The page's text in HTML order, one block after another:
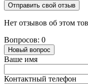
Отправить свой отзыв
Нет отзывов об этом
Вопросов: 0
Новый вопрос
Ваше имя
Контактный телефон